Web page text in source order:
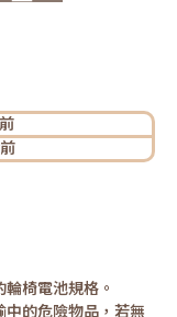
椅電池規格。
的危險物品，若無